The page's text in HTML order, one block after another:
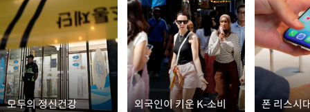
모두의 정신건강 외국인이 키운 K-소비 폰 리스시